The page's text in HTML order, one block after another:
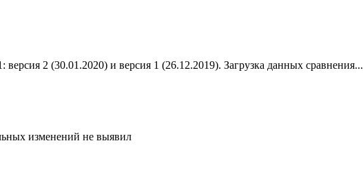
2 (30.01.2020) и версия 1 (26.12.2019). Загрузка данных сравнения...
изменений не выявил